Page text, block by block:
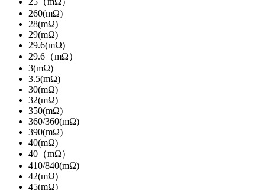
260(mΩ)
28(mΩ)
29(mΩ)
29.6(mΩ)
29.6（mΩ）
3(mΩ)
3.5(mΩ)
30(mΩ)
32(mΩ)
350(mΩ)
360/360(mΩ)
390(mΩ)
40(mΩ)
40（mΩ）
410/840(mΩ)
42(mΩ)
45(mΩ)